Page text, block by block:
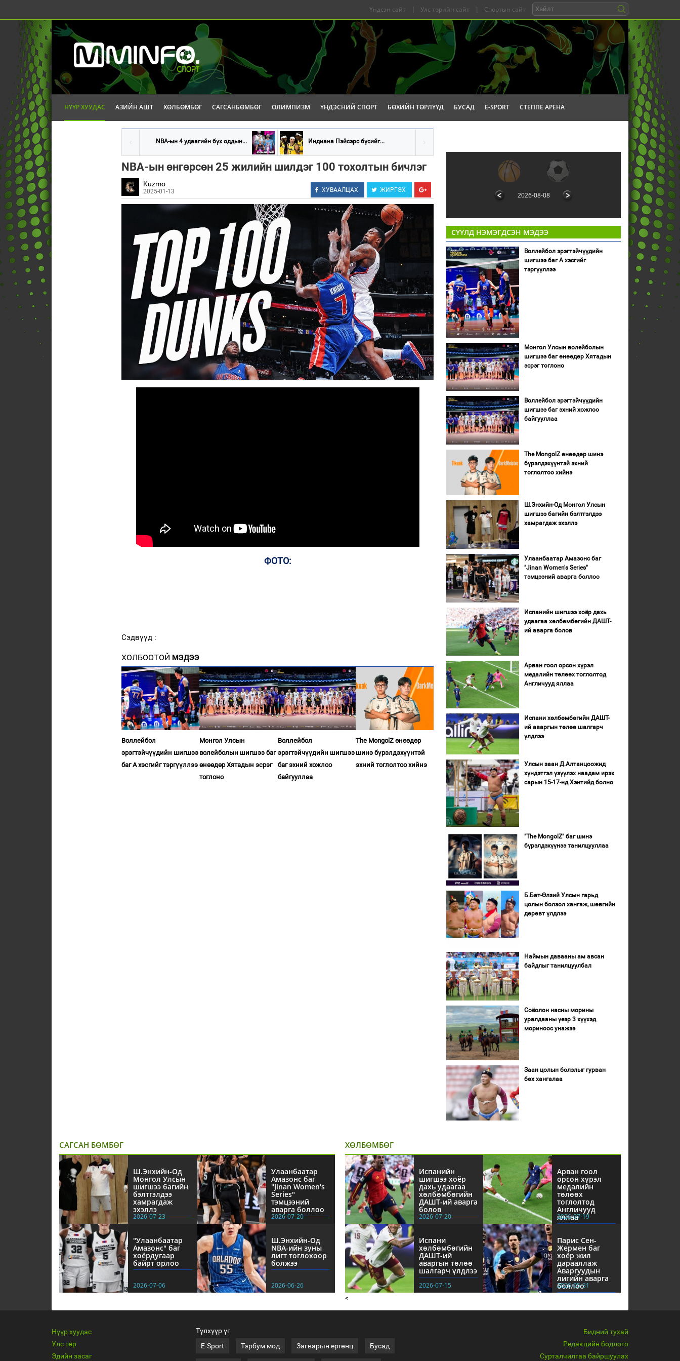
Үндсэн сайт | Улс төрийн сайт | Спортын сайт
НҮҮР ХУУДАС АЗИЙН АШТ ХӨЛБӨМБӨГ САГСАНБӨМБӨГ ОЛИМПИЗМ ҮНДЭСНИЙ СПОРТ БӨХИЙН ТӨРЛҮҮД БУСАД E-SPORT СТЕППЕ АРЕНА
NBA-ын 4 удаагийн бүх оддын... Индиана Пэйсэрс бүсийг...
NBA-ын өнгөрсөн 25 жилийн шилдэг 100 тохолтын бичлэг
Kuzmo
2025-01-13 ХУВААЛЦАХ ЖИРГЭХ
ФОТО:
Сэдвүүд :
ХОЛБООТОЙ МЭДЭЭ
Воллейбол
эрэгтэйчүүдийн шигшээ
баг А хэсгийг тэргүүллээ
Монгол Улсын
волейболын шигшээ баг
өнөөдөр Хятадын эсрэг
тоглоно
Воллейбол
эрэгтэйчүүдийн шигшээ
баг эхний хожлоо
байгууллаа
The MongolZ өнөөдөр
шинэ бүрэлдэхүүнтэй
эхний тоглолтоо хийнэ
2026-08-08
СҮҮЛД НЭМЭГДСЭН МЭДЭЭ
Воллейбол эрэгтэйчүүдийн
шигшээ баг А хэсгийг
тэргүүллээ
Монгол Улсын волейболын
шигшээ баг өнөөдөр Хятадын
эсрэг тоглоно
Воллейбол эрэгтэйчүүдийн
шигшээ баг эхний хожлоо
байгууллаа
The MongolZ өнөөдөр шинэ
бүрэлдэхүүнтэй эхний
тоглолтоо хийнэ
Ш.Энхийн-Од Монгол Улсын
шигшээ багийн бэлтгэлдээ
хамрагдаж эхэллэ
Улаанбаатар Амазонс баг
"Jinan Women's Series"
тэмцээний аварга боллоо
Испанийн шигшээ хоёр дахь
удаагаа хөлбөмбөгийн ДАШТ-
ий аварга болов
Арван гоол орсон хүрэл
медалийн төлөөх тоглолтод
Англичууд яллаа
Испани хөлбөмбөгийн ДАШТ-
ий аваргын төлөө шалгарч
үлдлээ
Улсын заан Д.Алтанцоожид
хүндэтгэл үзүүлэх наадам ирэх
сарын 15-17-нд Хэнтийд болно
"The MongolZ" баг шинэ
бүрэлдэхүүнээ танилцууллаа
Б.Бат-Өлзий Улсын гарьд
цолын болзол хангаж, шөвгийн
дөрөвт үлдлээ
Наймын давааны ам авсан
байдлыг танилцуулбал
Соёолон насны морины
уралдааны үеэр 3 хүүхэд
мориноос унажээ
Заан цолын болзлыг гурван
бөх хангалаа
САГСАН БӨМБӨГ
Ш.Энхийн-Од
Монгол Улсын
шигшээ багийн
бэлтгэлдээ
хамрагдаж
эхэллэ
2026-07-23
Улаанбаатар
Амазонс баг
"Jinan Women's
Series"
тэмцээний
аварга боллоо
2026-07-20
"Улаанбаатар
Амазонс" баг
хоёрдугаар
байрт орлоо
2026-07-06
Ш.Энхийн-Од
NBА-ийн зуны
лигт тоглохоор
болжээ
2026-06-26
ХӨЛБӨМБӨГ
Испанийн
шигшээ хоёр
дахь удаагаа
хөлбөмбөгийн
ДАШТ-ий аварга
болов
2026-07-20
Арван гоол
орсон хүрэл
медалийн
төлөөх
тоглолтод
Англичууд
яллаа
2026-07-19
Испани
хөлбөмбөгийн
ДАШТ-ий
аваргын төлөө
шалгарч үлдлээ
2026-07-15
Парис Сен-
Жермен баг
хоёр жил
дарааллаж
Аваргуудын
лигийн аварга
боллоо
2026-05-31
<
Нүүр хуудас
Улс төр
Эдийн засаг
Түлхүүр үг
E-Sport
Тэрбум мод Загварын ертөнц Бусад
Бидний тухай
Редакцийн бодлого
Сурталчилгаа байршуулах